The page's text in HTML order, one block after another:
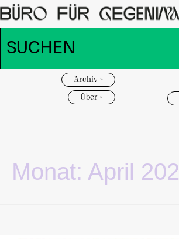
Archiv >
Über >
Monat: April